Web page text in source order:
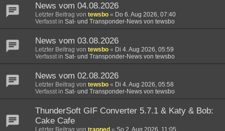
News vom 04.08.2026
Letzter Beitrag von tewsbo « Do 6. Aug 2026, 07:40
Verfasst in Sat- und Transponder-News von tewsbo
News vom 03.08.2026
Letzter Beitrag von tewsbo « Di 4. Aug 2026, 05:59
Verfasst in Sat- und Transponder-News von tewsbo
News vom 02.08.2026
Letzter Beitrag von tewsbo « Di 4. Aug 2026, 05:58
Verfasst in Sat- und Transponder-News von tewsbo
ThunderSoft GIF Converter 5.7.1 & Katy & Bob:
Cake Cafe
Letzter Beitrag von trapped « So 2. Aug 2026, 11:05